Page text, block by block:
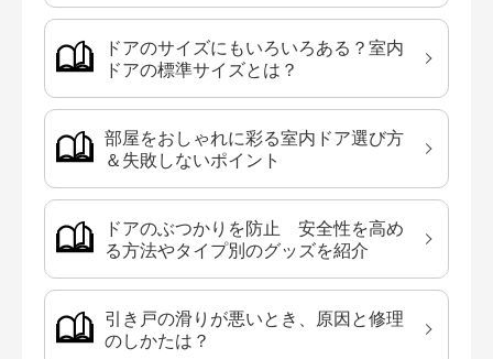
ドアのサイズにもいろいろある？室内
ドアの標準サイズとは？
部屋をおしゃれに彩る室内ドア選び方
＆失敗しないポイント
ドアのぶつかりを防止 安全性を高め
る方法やタイプ別のグッズを紹介
引き戸の滑りが悪いとき、原因と修理
のしかたは？